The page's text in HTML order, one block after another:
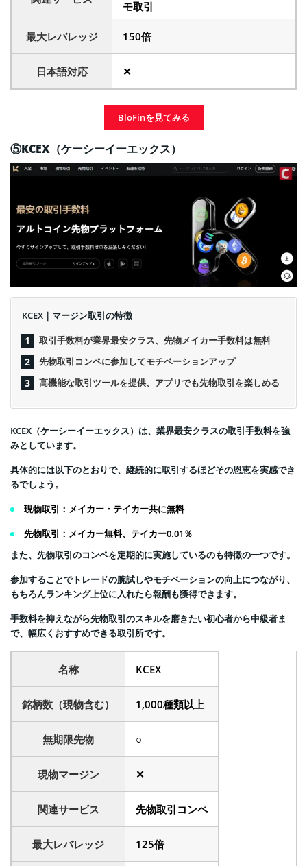
モ取引
最大レバレッジ 150倍
日本語対応 ✕
BloFinを見てみる
⑤KCEX（ケーシーイーエックス）
KCEX｜マージン取引の特徴
取引手数料が業界最安クラス、先物メイカー手数料は無料
先物取引コンペに参加してモチベーションアップ
高機能な取引ツールを提供、アプリでも先物取引を楽しめる
KCEX（ケーシーイーエックス）は、業界最安クラスの取引手数料を強
みとしています。
具体的には以下のとおりで、継続的に取引するほどその恩恵を実感でき
るでしょう。
現物取引： メイカー・テイカー共に無料
先物取引： メイカー無料、テイカー0.01％
また、先物取引のコンペを定期的に実施しているのも特徴の一つです。
参加することでトレードの腕試しやモチベーションの向上につながり、
もちろんランキング上位に入れたら報酬も獲得できます。
手数料を抑えながら先物取引のスキルを磨きたい初心者から中級者ま
で、幅広くおすすめできる取引所です。
名称 KCEX
銘柄数（現物含む） 1,000種類以上
無期限先物 ○
現物マージン ✕
関連サービス 先物取引コンペ
最大レバレッジ 125倍